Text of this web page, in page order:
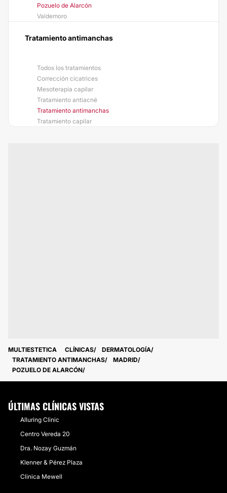
Pozuelo de Alarcón
Valdemoro
Tratamiento antimanchas
Todos los tratamientos
Corrección cicatrices
Mesoterapia capilar
Tratamiento antiacné
Tratamiento antimanchas
Tratamiento capilar
MULTIESTETICA CLÍNICAS
DERMATOLOGÍA
TRATAMIENTO ANTIMANCHAS
MADRID
POZUELO DE ALARCÓN
ÚLTIMAS CLÍNICAS VISTAS
Alluring Clinic
Centro Vereda 20
Dra. Nozay Guzmán
Klenner & Pérez Plaza
Clinica Mewell